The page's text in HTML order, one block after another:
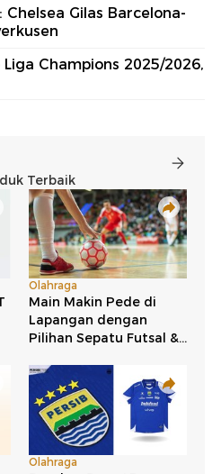
Chelsea Gilas Barcelona-
Champions 2025/2026,